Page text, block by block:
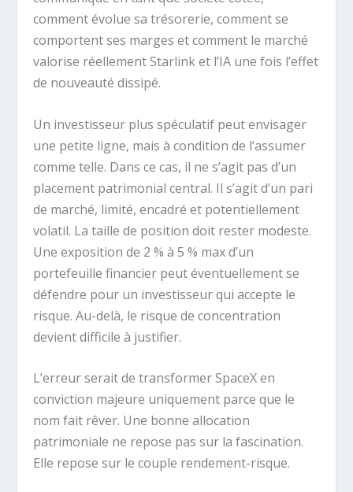
comment évolue sa trésorerie, comment se
comportent ses marges et comment le marché
valorise réellement Starlink et l’IA une fois l’effet
de nouveauté dissipé.
Un investisseur plus spéculatif peut envisager
une petite ligne, mais à condition de l’assumer
comme telle. Dans ce cas, il ne s’agit pas d’un
placement patrimonial central. Il s’agit d’un pari
de marché, limité, encadré et potentiellement
volatil. La taille de position doit rester modeste.
Une exposition de 2 % à 5 % max d’un
portefeuille financier peut éventuellement se
défendre pour un investisseur qui accepte le
risque. Au-delà, le risque de concentration
devient difficile à justifier.
L’erreur serait de transformer SpaceX en
conviction majeure uniquement parce que le
nom fait rêver. Une bonne allocation
patrimoniale ne repose pas sur la fascination.
Elle repose sur le couple rendement-risque.